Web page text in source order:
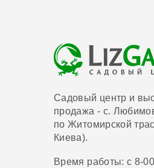
Садовый центр и
продажа - с.
по Житомирской
Киева).
Время работы: с 8-